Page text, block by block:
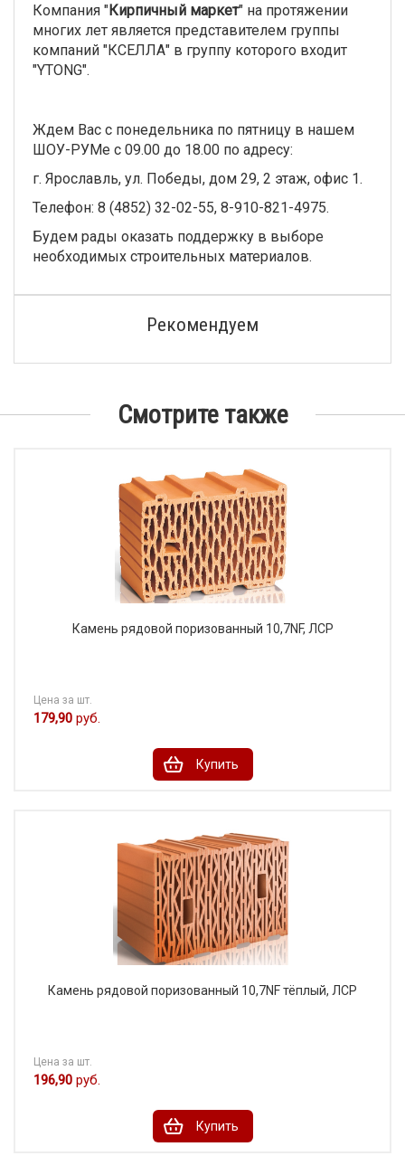
Компания "Кирпичный маркет" на протяжении
многих лет является представителем группы
компаний "КСЕЛЛА" в группу которого входит
"YTONG".
Ждем Вас с понедельника по пятницу в нашем
ШОУ-РУМе с 09.00 до 18.00 по адресу:
г. Ярославль, ул. Победы, дом 29, 2 этаж, офис 1.
Телефон: 8 (4852) 32-02-55, 8-910-821-4975.
Будем рады оказать поддержку в выборе
необходимых строительных материалов.
Рекомендуем
Смотрите также
Камень рядовой поризованный 10,7NF, ЛСР
Цена за шт.
179,90 руб.
Купить
Камень рядовой поризованный 10,7NF тёплый, ЛСР
Цена за шт.
196,90 руб.
Купить